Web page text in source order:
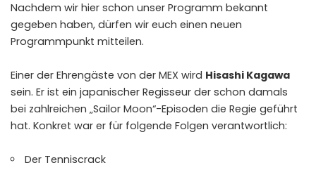
Nachdem wir hier schon unser Programm bekannt
gegeben haben, dürfen wir euch einen neuen
Programmpunkt mitteilen.
Einer der Ehrengäste von der MEX wird Hisashi Kagawa
sein. Er ist ein japanischer Regisseur der schon damals
bei zahlreichen „Sailor Moon“-Episoden die Regie geführt
hat. Konkret war er für folgende Folgen verantwortlich:
Der Tenniscrack